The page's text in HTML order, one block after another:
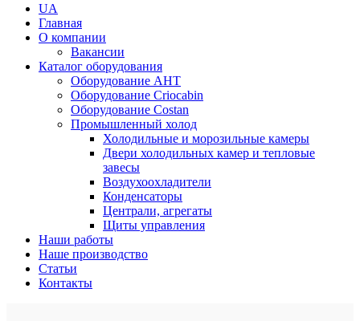
UA
Главная
О компании
Вакансии
Каталог оборудования
Оборудование AHT
Оборудование Criocabin
Оборудование Costan
Промышленный холод
Холодильные и морозильные камеры
Двери холодильных камер и тепловые
завесы
Воздухоохладители
Конденсаторы
Централи, агрегаты
Щиты управления
Наши работы
Наше производство
Статьи
Контакты